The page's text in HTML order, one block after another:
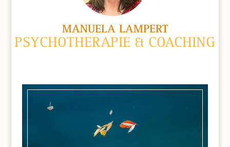
MANUELA LAMPERT
PSYCHOTHERAPIE & COACHING